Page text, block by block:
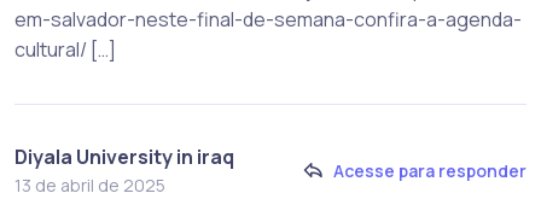
em-salvador-neste-final-de-semana-confira-a-agenda-
cultural/ […]
Diyala University in iraq
13 de abril de 2025
Acesse para responder